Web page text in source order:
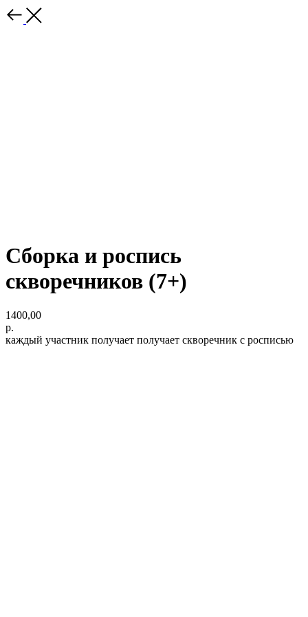
Сборка и роспись
скворечников (7+)
1400,00
р.
каждый участник получает получает скворечник с росписью